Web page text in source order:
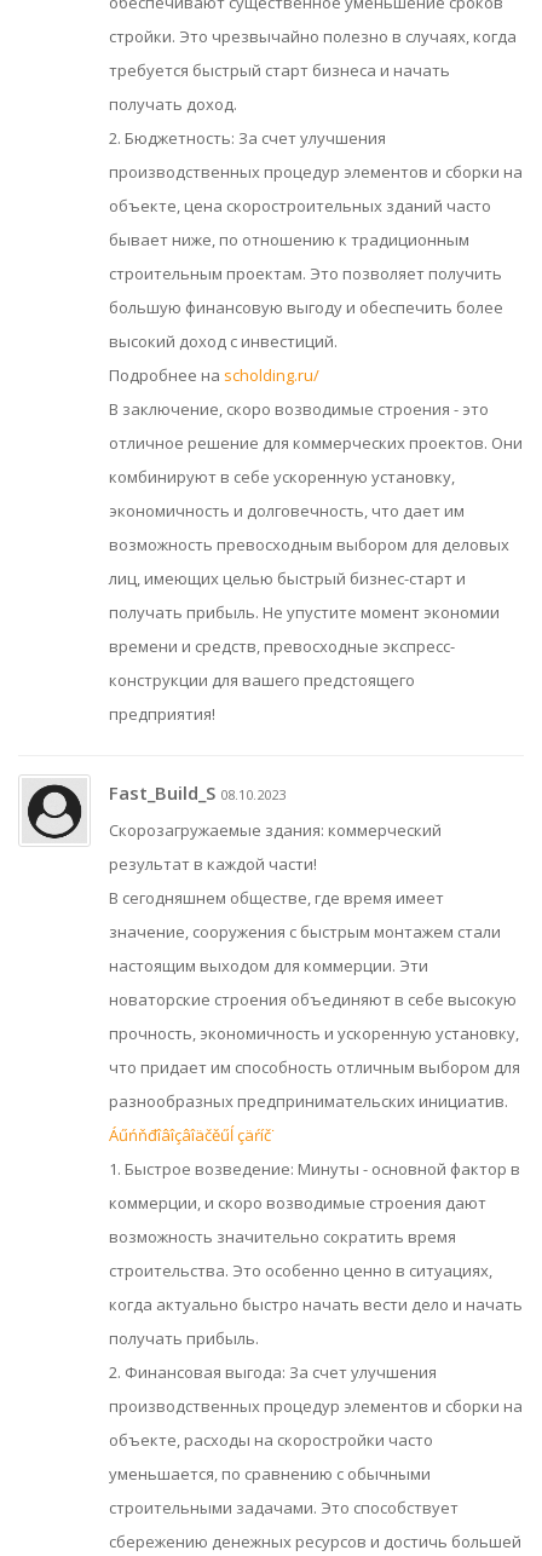
стройки. Это чрезвычайно полезно в случаях, когда
требуется быстрый старт бизнеса и начать
получать доход.
2. Бюджетность: За счет улучшения
производственных процедур элементов и сборки на
объекте, цена скоростроительных зданий часто
бывает ниже, по отношению к традиционным
строительным проектам. Это позволяет получить
большую финансовую выгоду и обеспечить более
высокий доход с инвестиций.
Подробнее на scholding.ru/
В заключение, скоро возводимые строения - это
отличное решение для коммерческих проектов. Они
комбинируют в себе ускоренную установку,
экономичность и долговечность, что дает им
возможность превосходным выбором для деловых
лиц, имеющих целью быстрый бизнес-старт и
получать прибыль. Не упустите момент экономии
времени и средств, превосходные экспресс-
конструкции для вашего предстоящего
предприятия!
Fast_Build_S 08.10.2023
Скорозагружаемые здания: коммерческий
результат в каждой части!
В сегодняшнем обществе, где время имеет
значение, сооружения с быстрым монтажем стали
настоящим выходом для коммерции. Эти
новаторские строения объединяют в себе высокую
прочность, экономичность и ускоренную установку,
что придает им способность отличным выбором для
разнообразных предпринимательских инициатив.
Áűńňđîâîçâîäčěűĺ çäŕíč˙
1. Быстрое возведение: Минуты - основной фактор в
коммерции, и скоро возводимые строения дают
возможность значительно сократить время
строительства. Это особенно ценно в ситуациях,
когда актуально быстро начать вести дело и начать
получать прибыль.
2. Финансовая выгода: За счет улучшения
производственных процедур элементов и сборки на
объекте, расходы на скоростройки часто
уменьшается, по сравнению с обычными
строительными задачами. Это способствует
сбережению денежных ресурсов и достичь большей